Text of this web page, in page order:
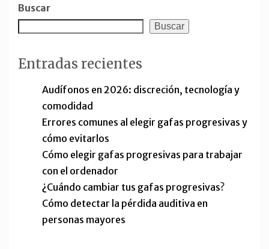
Buscar
Buscar
Entradas recientes
Audífonos en 2026: discreción, tecnología y
comodidad
Errores comunes al elegir gafas progresivas y
cómo evitarlos
Cómo elegir gafas progresivas para trabajar
con el ordenador
¿Cuándo cambiar tus gafas progresivas?
Cómo detectar la pérdida auditiva en
personas mayores